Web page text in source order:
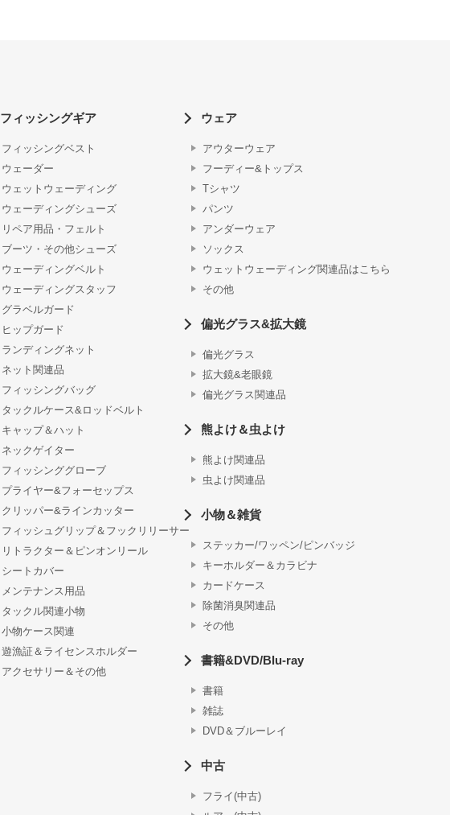
フィッシングギア
フィッシングベスト
ウェーダー
ウェットウェーディング
ウェーディングシューズ
リペア用品・フェルト
ブーツ・その他シューズ
ウェーディングベルト
ウェーディングスタッフ
グラベルガード
ヒップガード
ランディングネット
ネット関連品
フィッシングバッグ
タックルケース&ロッドベルト
キャップ＆ハット
ネックゲイター
フィッシンググローブ
プライヤー&フォーセップス
クリッパー&ラインカッター
フィッシュグリップ＆フックリリーサー
リトラクター＆ピンオンリール
シートカバー
メンテナンス用品
タックル関連小物
小物ケース関連
遊漁証＆ライセンスホルダー
アクセサリー＆その他
ウェア
アウターウェア
フーディー&トップス
Tシャツ
パンツ
アンダーウェア
ソックス
ウェットウェーディング関連品はこちら
その他
偏光グラス&拡大鏡
偏光グラス
拡大鏡&老眼鏡
偏光グラス関連品
熊よけ＆虫よけ
熊よけ関連品
虫よけ関連品
小物＆雑貨
ステッカー/ワッペン/ピンバッジ
キーホルダー＆カラビナ
カードケース
除菌消臭関連品
その他
書籍&DVD/Blu-ray
書籍
雑誌
DVD＆ブルーレイ
中古
フライ(中古)